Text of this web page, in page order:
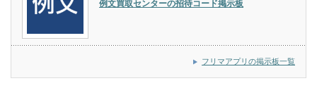
例文買取センターの招待コード掲示板
フリマアプリの掲示板一覧